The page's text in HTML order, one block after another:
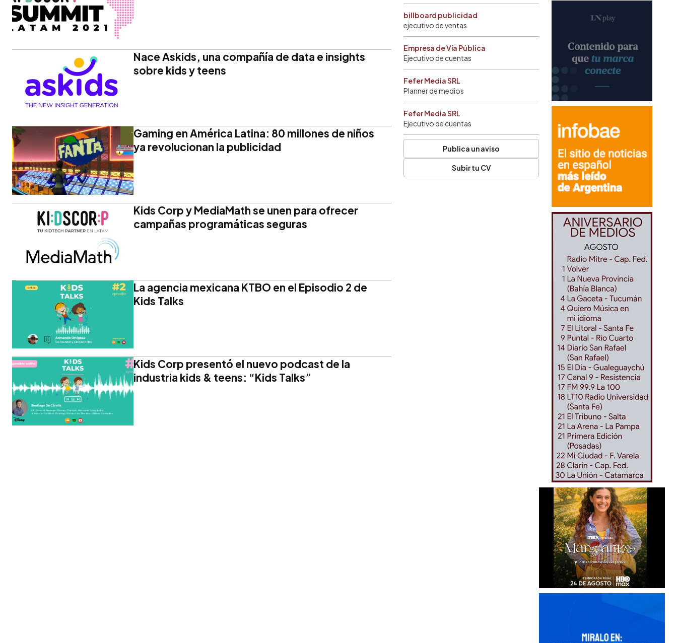
Nace Askids, una compañía de data e insights
sobre kids y teens
Gaming en América Latina: 80 millones de niños
ya revolucionan la publicidad
Kids Corp y MediaMath se unen para ofrecer
campañas programáticas seguras
La agencia mexicana KTBO en el Episodio 2 de
Kids Talks
Kids Corp presentó el nuevo podcast de la
industria kids & teens: “Kids Talks”
billboard publicidad
ejecutivo de ventas
Empresa de Vía Pública
Ejecutivo de cuentas
Fefer Media SRL
Planner de medios
Fefer Media SRL
Ejecutivo de cuentas
Publica un aviso
Subir tu CV